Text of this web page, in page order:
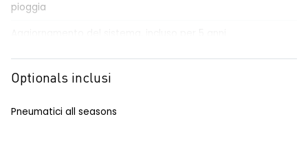
pioggia
airbag centrale, airbag laterali e a tendina anteriori e
posteriori
Optionals inclusi
Pneumatici all seasons